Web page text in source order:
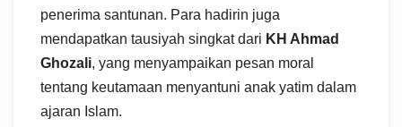
penerima santunan. Para hadirin juga
mendapatkan tausiyah singkat dari KH Ahmad
Ghozali, yang menyampaikan pesan moral
tentang keutamaan menyantuni anak yatim dalam
ajaran Islam.